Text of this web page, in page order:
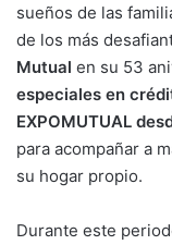
sueños de las
de los más
Mutual en su 53
especiales en
EXPOMUTUAL
para acompañar a
su hogar propio.
Durante este